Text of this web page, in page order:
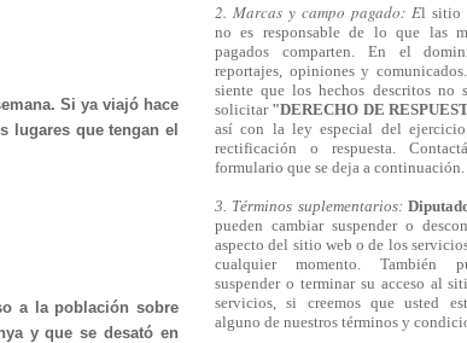
Si ya viajó hace
lugares que tengan el
a la población sobre
y que se desató en
2. Marcas y campo pagado: El sitio
no es responsable de lo que las
pagados comparten. En el
reportajes, opiniones y
siente que los hechos descritos no
solicitar "DERECHO DE
así con la ley especial del
rectificación o respuesta.
formulario que se deja a continuación.
3. Términos suplementarios:
pueden cambiar suspender o
aspecto del sitio web o de los
cualquier momento. También
suspender o terminar su acceso al
servicios, si creemos que usted
alguno de nuestros términos y